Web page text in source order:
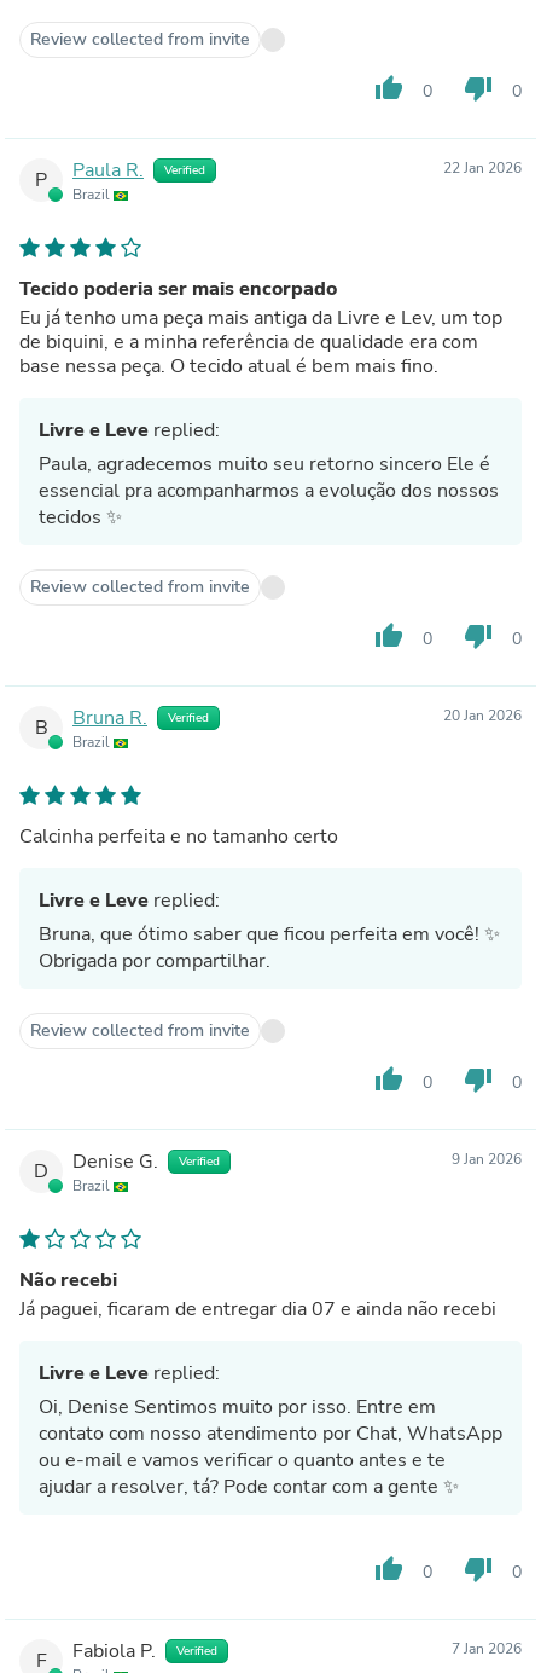
Review collected from invite
thumb_up 0 thumb_down 0
P Paula R. Verified
Brazil
22 Jan 2026
Tecido poderia ser mais encorpado
Eu já tenho uma peça mais antiga da Livre e Lev, um top
de biquini, e a minha referência de qualidade era com
base nessa peça. O tecido atual é bem mais fino.
Livre e Leve replied:
Paula, agradecemos muito seu retorno sincero Ele é
essencial pra acompanharmos a evolução dos nossos
tecidos ✨
Review collected from invite
thumb_up 0 thumb_down 0
B Bruna R. Verified
Brazil
20 Jan 2026
Calcinha perfeita e no tamanho certo
Livre e Leve replied:
Bruna, que ótimo saber que ficou perfeita em você! ✨
Obrigada por compartilhar.
Review collected from invite
thumb_up 0 thumb_down 0
D Denise G. Verified
Brazil
9 Jan 2026
Não recebi
Já paguei, ficaram de entregar dia 07 e ainda não recebi
Livre e Leve replied:
Oi, Denise Sentimos muito por isso. Entre em
contato com nosso atendimento por Chat, WhatsApp
ou e-mail e vamos verificar o quanto antes e te
ajudar a resolver, tá? Pode contar com a gente ✨
thumb_up 0 thumb_down 0
F Fabiola P. Verified 7 Jan 2026